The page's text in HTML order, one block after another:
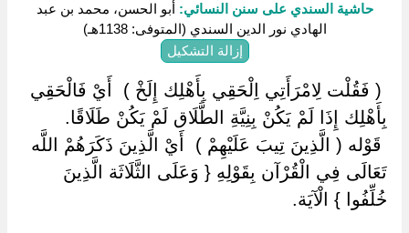
حاشية السندي على سنن النسائي: أبو الحسن، محمد بن عبد
الهادي نور الدين السندي (المتوفى: 1138هـ)
إزالة التشكيل
‏ ‏( فَقُلْت لِامْرَأَتِي اِلْحَقِي بِأَهْلِك إِلَخْ ) ‏ ‏أَيْ فَالْحَقِي
بِأَهْلِك إِذَا لَمْ يَكُنْ بِنِيَّةِ الطَّلَاق لَمْ يَكُنْ طَلَاقًا.
‏ ‏قَوْله ( الَّذِينَ تِيبَ عَلَيْهِمْ ) ‏ ‏أَيْ الَّذِينَ ذَكَرَهُمْ اللَّه
تَعَالَى فِي الْقُرْآن بِقَوْلِهِ { وَعَلَى الثَّلَاثَة الَّذِينَ
خُلِّفُوا } الْآيَة.